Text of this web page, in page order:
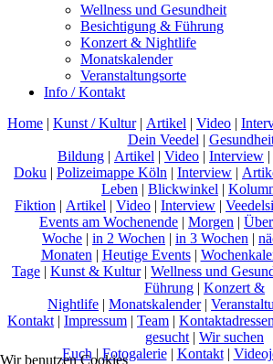
Wellness und Gesundheit
Besichtigung & Führung
Konzert & Nightlife
Monatskalender
Veranstaltungsorte
Info / Kontakt
Home | Kunst / Kultur| Artikel | Video |
Dein Veedel |
Bildung | Artikel | Video | Interview |
Doku | Polizeimappe Köln | Interview |
Leben | Blickwinkel |
Fiktion | Artikel | Video | Interview |
Events am Wochenende | Morgen |
Woche | in 2 Wochen | in 3 Wochen |
Monaten | Heutige Events|
Tage | Kunst & Kultur| Wellness und
Führung | Konzert &
Nightlife | Monatskalender|
Kontakt | Impressum | Team | Kontaktadressen
gesucht | Wir suchen
Euch | Fotogalerie| Kontakt|
Wir benutzen Cookies